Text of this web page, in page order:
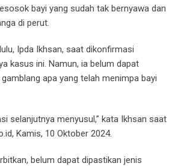
bayi yang sudah tak bernyawa dan
di perut.
Ipda Ikhsan, saat dikonfirmasi
kasus ini. Namun, ia belum dapat
apa yang telah menimpa bayi
selanjutnya menyusul,” kata Ikhsan saat
Kamis, 10 Oktober 2024.
belum dapat dipastikan jenis